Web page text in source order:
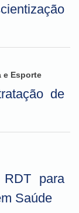
e Esporte
de
RDT para
Saúde